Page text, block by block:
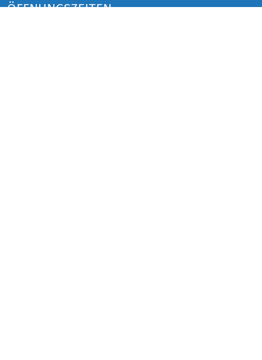
ÖFFNUNGSZEITEN